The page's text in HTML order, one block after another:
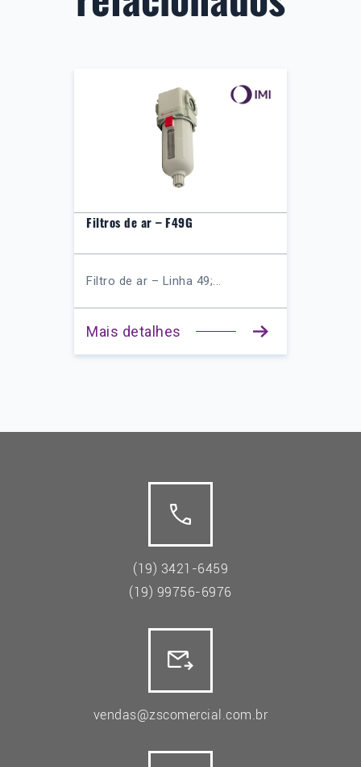
Filtros de ar – F49G
Filtro de ar – Linha 49;...
Mais detalhes
(19) 3421-6459
(19) 99756-6976
vendas@zscomercial.com.br